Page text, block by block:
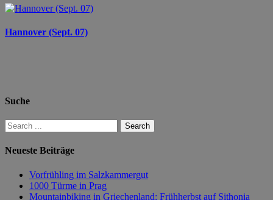
Hannover (Sept. 07)
Suche
Neueste Beiträge
Vorfrühling im Salzkammergut
1000 Türme in Prag
Mountainbiking in Griechenland: Frühherbst auf Sithonia